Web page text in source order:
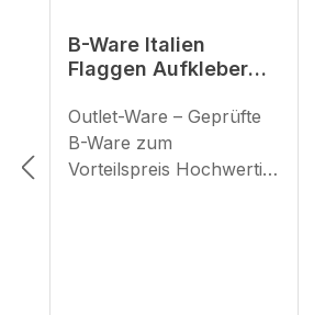
B-Ware Italien
Flaggen Aufkleber
Set für Auto Kfz
Motorrad
Outlet-Ware – Geprüfte
B-Ware zum
Vorteilspreis Hochwertig